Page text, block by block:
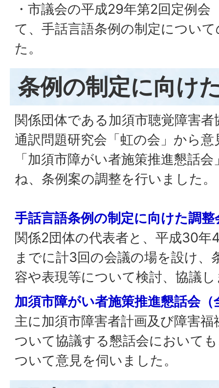
・市議会の平成29年第2回定例会
て、手話言語条例の制定につい
た。
条例の制定に向け
関係団体である加須市聴覚障害
通訳問題研究会「虹の会」から
「加須市障がい者施策推進懇話
ね、条例案の調整を行いました。
手話言語条例の制定に向けた調
関係2団体の代表者と、平成30
までに計3回の会議の場を設け、
容や表現等について検討、協議
加須市障がい者施策推進懇話会（
主に加須市障害者計画及び障害
ついて協議する懇話会において
ついて意見を伺いました。